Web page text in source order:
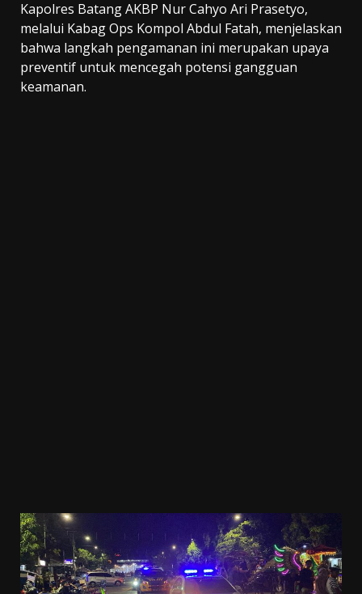
Kapolres Batang AKBP Nur Cahyo Ari Prasetyo,
melalui Kabag Ops Kompol Abdul Fatah, menjelaskan
bahwa langkah pengamanan ini merupakan upaya
preventif untuk mencegah potensi gangguan
keamanan.